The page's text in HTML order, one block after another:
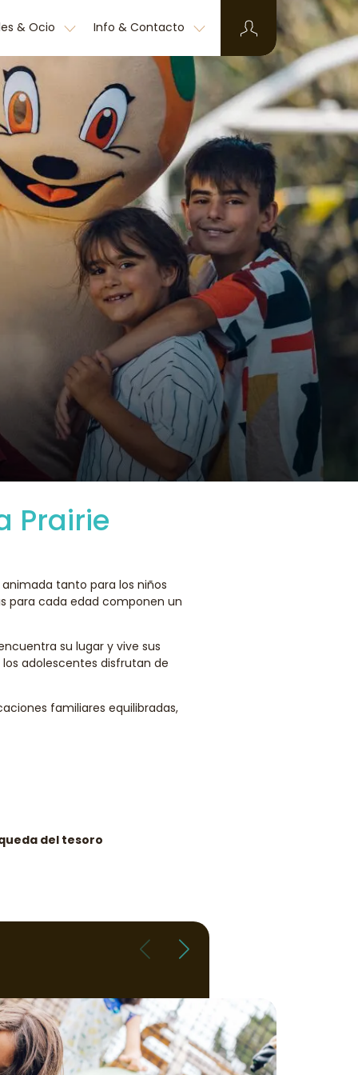
& Ocio Info & Contacto
Prairie
tanto para los niños
para cada edad componen un
su lugar y vive sus
adolescentes disfrutan de
familiares equilibradas,
del tesoro